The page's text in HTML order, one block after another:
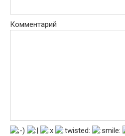
Комментарий